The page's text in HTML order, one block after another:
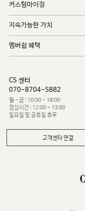
커스텀마이징
지속가능한 가치
멤버쉽 혜택
CS 센터
070-8704-5882
월 - 금 : 10:00 ~ 18:00
점심시간 : 12:00 ~ 13:00
일요일 및 공휴일 휴무
고객센터 연결